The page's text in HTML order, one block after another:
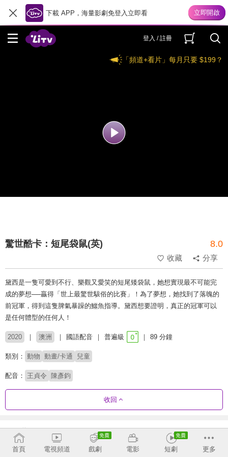
下載 APP，海量影劇免登入立即看
登入 / 註冊
「頻道+看片」每月只要 $199？
驚世酷卡：短尾袋鼠(英) 8.0
收藏 分享
黛西是一隻可愛到不行、樂觀又愛笑的短尾矮袋鼠，她想實現最不可能完
成的夢想──贏得「世上最驚世駭俗的比賽」！為了夢想，她找到了落魄的
前冠軍，得到這隻脾氣暴躁的鱷魚指導。黛西想要證明，真正的冠軍可以
是任何體型的任何人！
2020 澳洲 國語配音 普遍級 89 分鐘
類別： 動物 動畫/卡通 兒童
配音： 王貞令 陳彥鈞
收回
推薦影片
首頁 電視頻道 戲劇 電影 短劇 更多